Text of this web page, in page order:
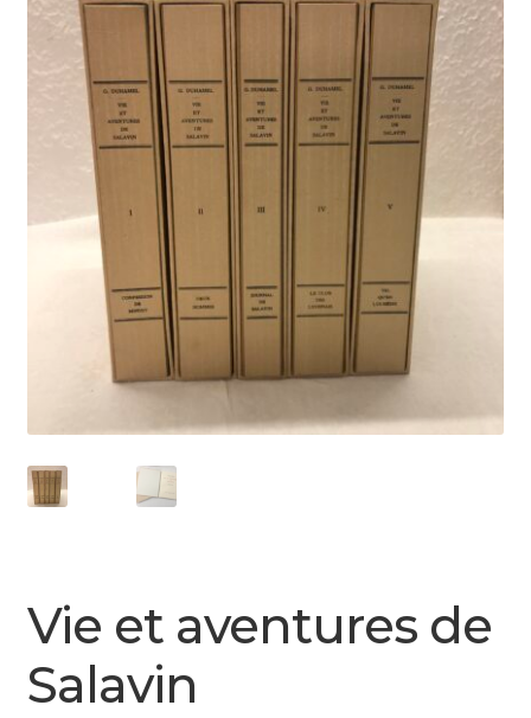
Vie et aventures de
Salavin